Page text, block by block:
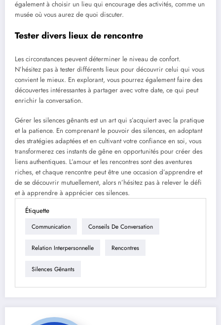
également à choisir un lieu qui encourage des activités, comme un
musée où vous aurez de quoi discuter.
Tester divers lieux de rencontre
Les circonstances peuvent déterminer le niveau de confort.
N’hésitez pas à tester différents lieux pour découvrir celui qui vous
convient le mieux. En explorant, vous pourrez également faire des
découvertes intéressantes à partager avec votre date, ce qui peut
enrichir la conversation.
Gérer les silences gênants est un art qui s’acquiert avec la pratique
et la patience. En comprenant le pouvoir des silences, en adoptant
des stratégies adaptées et en cultivant votre confiance en soi, vous
transformerez ces instants de gêne en opportunités pour créer des
liens authentiques. L’amour et les rencontres sont des aventures
riches, et chaque rencontre peut être une occasion d’apprendre et
de se découvrir mutuellement, alors n’hésitez pas à relever le défi
et à apprendre à apprécier ces silences.
Étiquette
Communication Conseils De Conversation
Relation Interpersonnelle Rencontres
Silences Gênants